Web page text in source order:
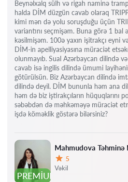
PREMIUM
Mahmudova Təhminə
Qiymət:
5
Vəkil
Beynəlxalq sülh və rigah naminə
halda DİM düzgün cavab olaraq
kimi mən də yolu soruşduğu üçün
variantını seçmişəm. Buna görə 1 bal
kəsilmişəm. 100ə yaxın işitrakçı eyni
DİM-in apelliyasiyasına müraciət
olunmayıb. Sual Azərbaycan dilində
cavab isə ingilis dilində ümumi
götürülsün. Biz Azərbaycan dilində
dilində deyil. DİM bununla həm ana
həm də biz iştirakçıların hüquqlarını
səbəbdən də məhkəməyə müraciət
işdə köməklik göstərə bilərsiniz?